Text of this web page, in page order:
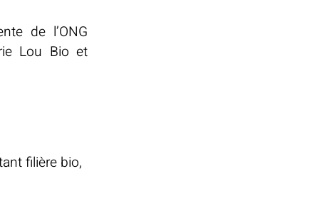
de l’ONG
Lou Bio et
filière bio,